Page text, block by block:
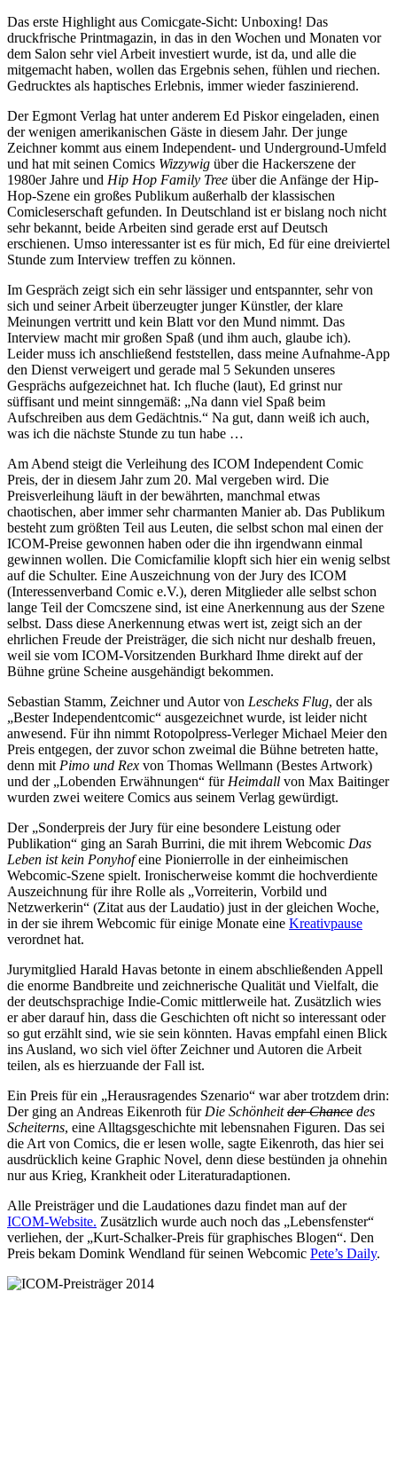
Das erste Highlight aus Comicgate-Sicht: Unboxing! Das
druckfrische Printmagazin, in das in den Wochen und Monaten vor
dem Salon sehr viel Arbeit investiert wurde, ist da, und alle die
mitgemacht haben, wollen das Ergebnis sehen, fühlen und riechen.
Gedrucktes als haptisches Erlebnis, immer wieder faszinierend.
Der Egmont Verlag hat unter anderem Ed Piskor eingeladen, einen
der wenigen amerikanischen Gäste in diesem Jahr. Der junge
Zeichner kommt aus einem Independent- und Underground-Umfeld
und hat mit seinen Comics Wizzywig über die Hackerszene der
1980er Jahre und Hip Hop Family Tree über die Anfänge der Hip-
Hop-Szene ein großes Publikum außerhalb der klassischen
Comicleserschaft gefunden. In Deutschland ist er bislang noch nicht
sehr bekannt, beide Arbeiten sind gerade erst auf Deutsch
erschienen. Umso interessanter ist es für mich, Ed für eine dreiviertel
Stunde zum Interview treffen zu können.
Im Gespräch zeigt sich ein sehr lässiger und entspannter, sehr von
sich und seiner Arbeit überzeugter junger Künstler, der klare
Meinungen vertritt und kein Blatt vor den Mund nimmt. Das
Interview macht mir großen Spaß (und ihm auch, glaube ich).
Leider muss ich anschließend feststellen, dass meine Aufnahme-App
den Dienst verweigert und gerade mal 5 Sekunden unseres
Gesprächs aufgezeichnet hat. Ich fluche (laut), Ed grinst nur
süffisant und meint sinngemäß: „Na dann viel Spaß beim
Aufschreiben aus dem Gedächtnis.“ Na gut, dann weiß ich auch,
was ich die nächste Stunde zu tun habe …
Am Abend steigt die Verleihung des ICOM Independent Comic
Preis, der in diesem Jahr zum 20. Mal vergeben wird. Die
Preisverleihung läuft in der bewährten, manchmal etwas
chaotischen, aber immer sehr charmanten Manier ab. Das Publikum
besteht zum größten Teil aus Leuten, die selbst schon mal einen der
ICOM-Preise gewonnen haben oder die ihn irgendwann einmal
gewinnen wollen. Die Comicfamilie klopft sich hier ein wenig selbst
auf die Schulter. Eine Auszeichnung von der Jury des ICOM
(Interessenverband Comic e.V.), deren Mitglieder alle selbst schon
lange Teil der Comcszene sind, ist eine Anerkennung aus der Szene
selbst. Dass diese Anerkennung etwas wert ist, zeigt sich an der
ehrlichen Freude der Preisträger, die sich nicht nur deshalb freuen,
weil sie vom ICOM-Vorsitzenden Burkhard Ihme direkt auf der
Bühne grüne Scheine ausgehändigt bekommen.
Sebastian Stamm, Zeichner und Autor von Lescheks Flug, der als
„Bester Independentcomic“ ausgezeichnet wurde, ist leider nicht
anwesend. Für ihn nimmt Rotopolpress-Verleger Michael Meier den
Preis entgegen, der zuvor schon zweimal die Bühne betreten hatte,
denn mit Pimo und Rex von Thomas Wellmann (Bestes Artwork)
und der „Lobenden Erwähnungen“ für Heimdall von Max Baitinger
wurden zwei weitere Comics aus seinem Verlag gewürdigt.
Der „Sonderpreis der Jury für eine besondere Leistung oder
Publikation“ ging an Sarah Burrini, die mit ihrem Webcomic Das
Leben ist kein Ponyhofeine Pionierrolle in der einheimischen
Webcomic-Szene spielt. Ironischerweise kommt die hochverdiente
Auszeichnung für ihre Rolle als „Vorreiterin, Vorbild und
Netzwerkerin“ (Zitat aus der Laudatio) just in der gleichen Woche,
in der sie ihrem Webcomic für einige Monate eine Kreativpause
verordnet hat.
Jurymitglied Harald Havas betonte in einem abschließenden Appell
die enorme Bandbreite und zeichnerische Qualität und Vielfalt, die
der deutschsprachige Indie-Comic mittlerweile hat. Zusätzlich wies
er aber darauf hin, dass die Geschichten oft nicht so interessant oder
so gut erzählt sind, wie sie sein könnten. Havas empfahl einen Blick
ins Ausland, wo sich viel öfter Zeichner und Autoren die Arbeit
teilen, als es hierzuande der Fall ist.
Ein Preis für ein „Herausragendes Szenario“ war aber trotzdem drin:
Der ging an Andreas Eikenroth für Die Schönheitder Chance des
Scheiterns, eine Alltagsgeschichte mit lebensnahen Figuren. Das sei
die Art von Comics, die er lesen wolle, sagte Eikenroth, das hier sei
ausdrücklich keine Graphic Novel, denn diese bestünden ja ohnehin
nur aus Krieg, Krankheit oder Literaturadaptionen.
Alle Preisträger und die Laudationes dazu findet man auf der
ICOM-Website. Zusätzlich wurde auch noch das „Lebensfenster“
verliehen, der „Kurt-Schalker-Preis für graphisches Blogen“. Den
Preis bekam Domink Wendland für seinen Webcomic Pete’s Daily.